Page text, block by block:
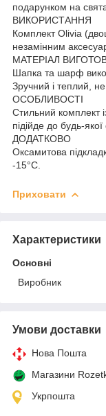
подарунком на
ВИКОРИСТАННЯ
Комплект Olivia
незамінним
МАТЕРІАЛ
Шапка та шарф
Зручний і теплий,
ОСОБЛИВОСТІ
Стильний комплект
підійде до будь-
ДОДАТКОВО
Оксамитова
-15°C.
Приховати
Характеристики
Основні
Виробник
Умови доставки
Нова Пошта
Магазини
Укрпошта